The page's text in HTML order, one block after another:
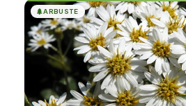
🌲ARBUSTE